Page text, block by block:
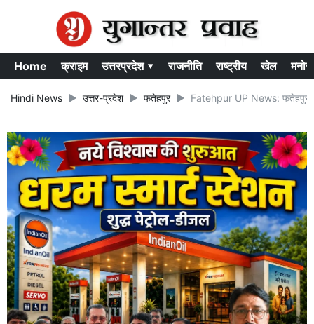
Home क्राइम उत्तरप्रदेश ▾ राजनीति राष्ट्रीय खेल
Hindi News उत्तर-प्रदेश फतेहपुर Fatehpur UP News: फतेहपुर